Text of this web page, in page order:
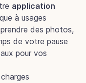
application
à usages
des photos,
de votre pause
pour vos